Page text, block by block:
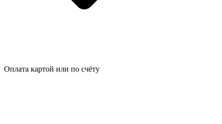
Оплата картой или по счёту